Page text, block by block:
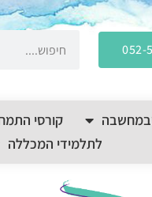
052-
קורסי
לתלמידי המכללה